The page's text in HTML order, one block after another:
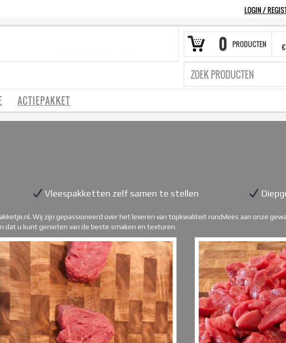
LOGIN/
0 PRODUCTEN €
ACTIEPAKKET
Vleespakketten zelf samen te stellen
Wij zijn gepassioneerd over het leveren van topkwaliteit rundvlees aan onze
dat u kunt genieten van de beste smaken en texturen.